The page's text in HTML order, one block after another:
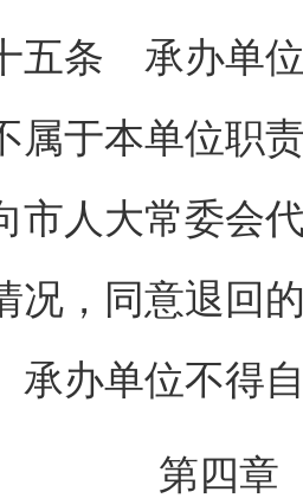
条 承办单位
属于本单位职
市人大常委会
况，同意退回
承办单位不得
第四章